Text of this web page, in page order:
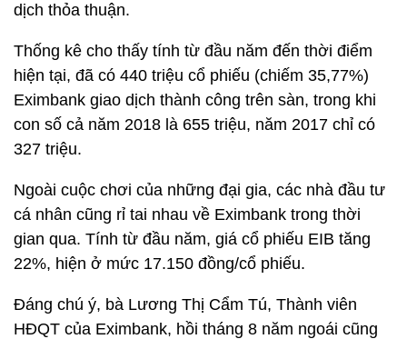
dịch thỏa thuận.
Thống kê cho thấy tính từ đầu năm đến thời điểm
hiện tại, đã có 440 triệu cổ phiếu (chiếm 35,77%)
Eximbank giao dịch thành công trên sàn, trong khi
con số cả năm 2018 là 655 triệu, năm 2017 chỉ có
327 triệu.
Ngoài cuộc chơi của những đại gia, các nhà đầu tư
cá nhân cũng rỉ tai nhau về Eximbank trong thời
gian qua. Tính từ đầu năm, giá cổ phiếu EIB tăng
22%, hiện ở mức 17.150 đồng/cổ phiếu.
Đáng chú ý, bà Lương Thị Cẩm Tú, Thành viên
HĐQT của Eximbank, hồi tháng 8 năm ngoái cũng